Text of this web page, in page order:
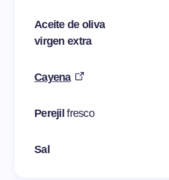
Aceite de oliva
virgen extra
Cayena
Perejilfresco
Sal